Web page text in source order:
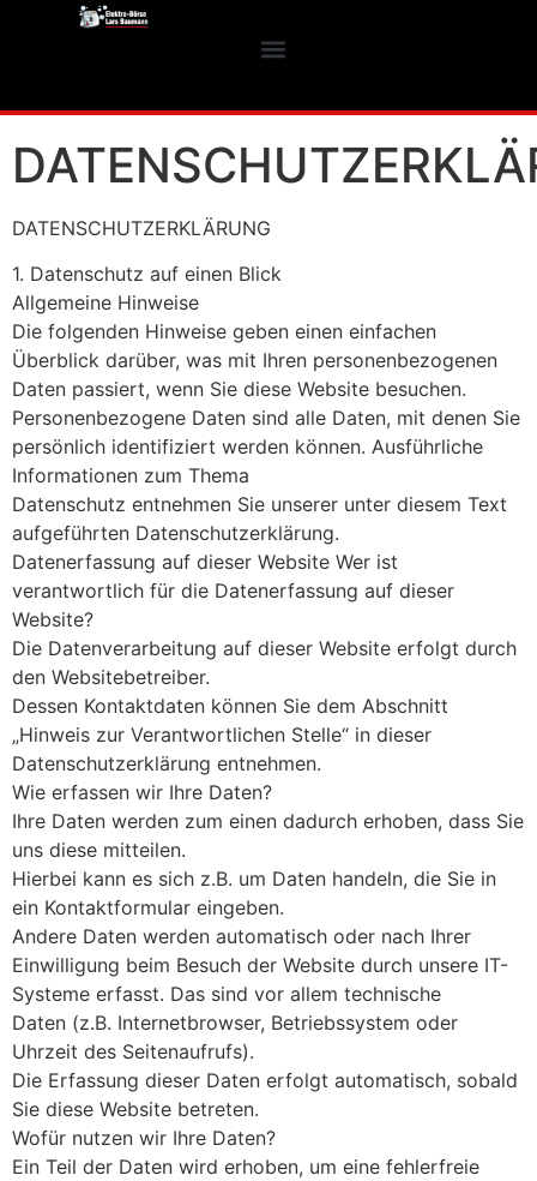
DATENSCHUTZERKLÄRUNG
1. Datenschutz auf einen Blick
Allgemeine Hinweise
Die folgenden Hinweise geben einen einfachen
Überblick darüber, was mit Ihren personenbezogenen
Daten passiert, wenn Sie diese Website besuchen.
Personenbezogene Daten sind alle Daten, mit denen Sie
persönlich identifiziert werden können. Ausführliche
Informationen zum Thema
Datenschutz entnehmen Sie unserer unter diesem Text
aufgeführten Datenschutzerklärung.
Datenerfassung auf dieser Website Wer ist
verantwortlich für die Datenerfassung auf dieser
Website?
Die Datenverarbeitung auf dieser Website erfolgt durch
den Websitebetreiber.
Dessen Kontaktdaten können Sie dem Abschnitt
„Hinweis zur Verantwortlichen Stelle“ in dieser
Datenschutzerklärung entnehmen.
Wie erfassen wir Ihre Daten?
Ihre Daten werden zum einen dadurch erhoben, dass Sie
uns diese mitteilen.
Hierbei kann es sich z.B. um Daten handeln, die Sie in
ein Kontaktformular eingeben.
Andere Daten werden automatisch oder nach Ihrer
Einwilligung beim Besuch der Website durch unsere IT-
Systeme erfasst. Das sind vor allem technische
Daten (z.B. Internetbrowser, Betriebssystem oder
Uhrzeit des Seitenaufrufs).
Die Erfassung dieser Daten erfolgt automatisch, sobald
Sie diese Website betreten.
Wofür nutzen wir Ihre Daten?
Ein Teil der Daten wird erhoben, um eine fehlerfreie